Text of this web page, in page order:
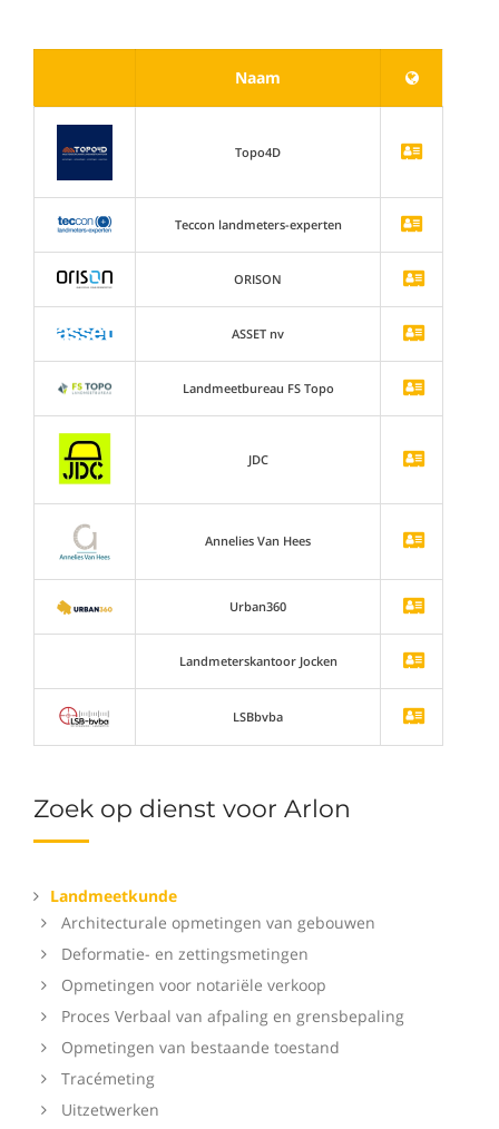
Zoek op dienst voor Arlon
Landmeetkunde
Architecturale opmetingen van gebouwen
Deformatie- en zettingsmetingen
Opmetingen voor notariële verkoop
Proces Verbaal van afpaling en grensbepaling
Opmetingen van bestaande toestand
Tracémeting
Uitzetwerken
Naam
Topo4D
Teccon landmeters-experten
ORISON
ASSET nv
Landmeetbureau FS Topo
JDC
Annelies Van Hees
Urban360
Landmeterskantoor Jocken
LSBbvba